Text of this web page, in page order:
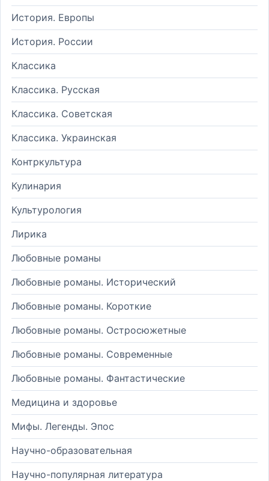
История. Европы
История. России
Классика
Классика. Русская
Классика. Советская
Классика. Украинская
Контркультура
Кулинария
Культурология
Лирика
Любовные романы
Любовные романы. Исторический
Любовные романы. Короткие
Любовные романы. Остросюжетные
Любовные романы. Современные
Любовные романы. Фантастические
Медицина и здоровье
Мифы. Легенды. Эпос
Научно-образовательная
Научно-популярная литература